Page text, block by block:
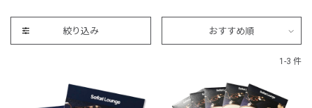
絞り込み おすすめ順
1-3 件